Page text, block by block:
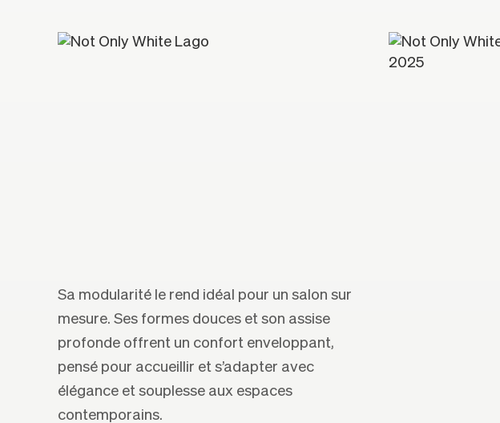
Sa modularité le rend idéal pour un salon sur
mesure. Ses formes douces et son assise
profonde offrent un confort enveloppant,
pensé pour accueillir et s’adapter avec
élégance et souplesse aux espaces
contemporains.